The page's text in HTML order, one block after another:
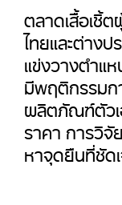
ตลาดเสื้อเชิ้
ไทยและต่างป
แข่งวางตำแ
มีพฤติกรรมก
ผลิตภัณฑ์ตัวเ
ราคา การวิ
หาจุดยืนที่ชัด